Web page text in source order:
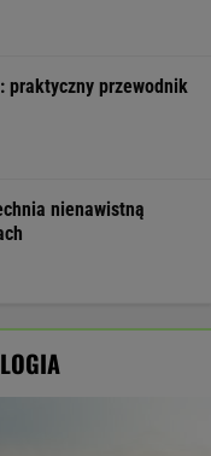
praktyczny przewodnik
nienawistną